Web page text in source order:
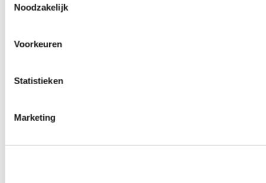
Noodzakelijk
Voorkeuren
Statistieken
Marketing